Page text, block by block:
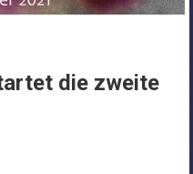
die zweite